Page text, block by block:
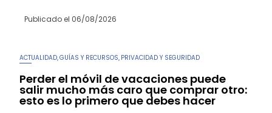
Publicado el 06/08/2026
ACTUALIDAD,GUÍAS Y RECURSOS, PRIVACIDAD Y SEGURIDAD
Perder el móvil de vacaciones puede
salir mucho más caro que comprar otro:
esto es lo primero que debes hacer